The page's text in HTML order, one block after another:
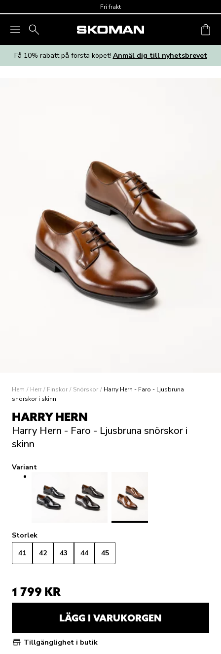
Fri frakt
Få 10% rabatt på första köpet! Anmäl dig till nyhetsbrevet
Hem / Herr / Finskor / Snörskor / Harry Hern - Faro - Ljusbruna
snörskor i skinn
HARRY HERN
Harry Hern - Faro - Ljusbruna snörskor i
skinn
Variant
Storlek
41
42 43 44 45
1 799 KR
LÄGG I VARUKORGEN
Tillgänglighet i butik